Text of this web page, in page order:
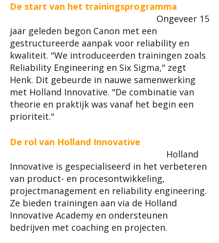
De start van het trainingsprogramma
Ongeveer 15
jaar geleden begon Canon met een
gestructureerde aanpak voor reliability en
kwaliteit. "We introduceerden trainingen zoals
Reliability Engineering en Six Sigma," zegt
Henk. Dit gebeurde in nauwe samenwerking
met Holland Innovative. "De combinatie van
theorie en praktijk was vanaf het begin een
prioriteit."
De rol van Holland Innovative
Holland
Innovative is gespecialiseerd in het verbeteren
van product- en procesontwikkeling,
projectmanagement en reliability engineering.
Ze bieden trainingen aan via de Holland
Innovative Academy en ondersteunen
bedrijven met coaching en projecten.